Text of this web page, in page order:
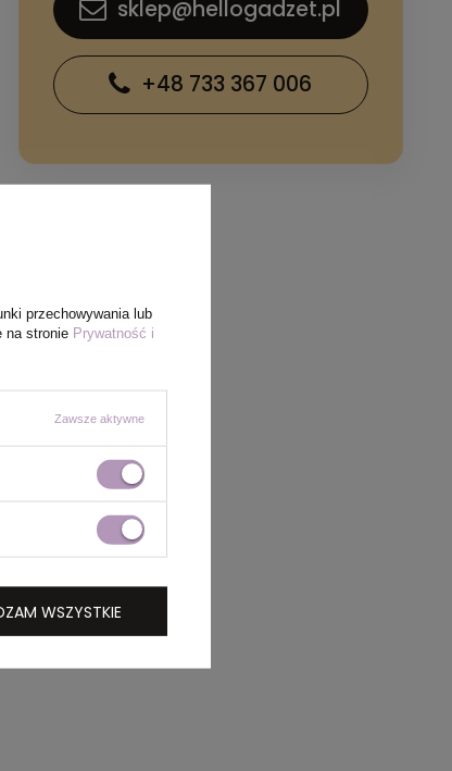
sklep@hellogadzet.pl
+48 733 367 006
przechowywania lub
na stronie Prywatność i
Zawsze aktywne
WSZYSTKIE